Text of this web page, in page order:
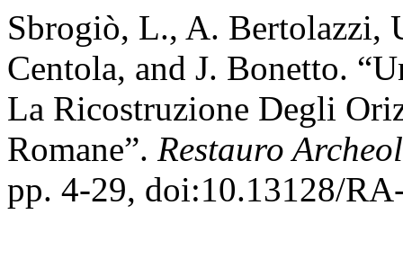
Sbrogiò, L., A. Bertolazzi,
Centola, and J. Bonetto.
La Ricostruzione Degli
Romane”. Restauro
pp. 4-29, doi:10.13128/